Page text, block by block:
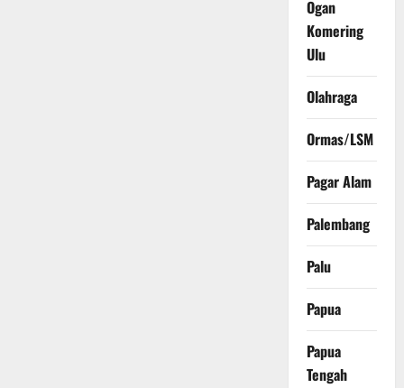
Ogan
Komering
Ulu
Olahraga
Ormas/LSM
Pagar Alam
Palembang
Palu
Papua
Papua
Tengah